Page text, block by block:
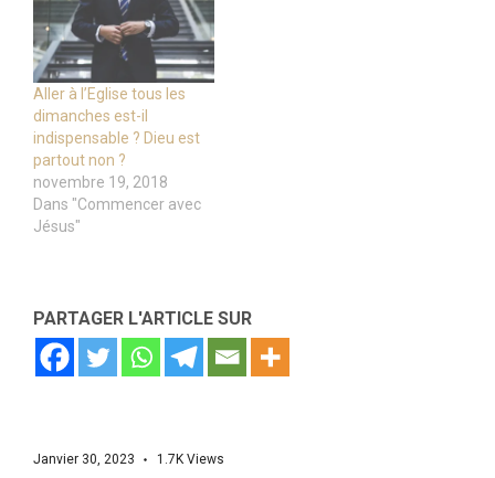
Aller à l’Eglise tous les
dimanches est-il
indispensable ? Dieu est
partout non ?
novembre 19, 2018
Dans "Commencer avec
Jésus"
PARTAGER L'ARTICLE SUR
Janvier 30, 2023 1.7K Views